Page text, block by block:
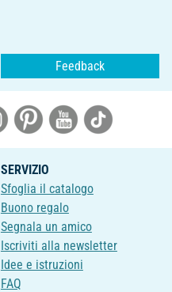
Feedback
SERVIZIO
Sfoglia il catalogo
Buono regalo
Segnala un amico
Iscriviti alla newsletter
Idee e istruzioni
FAQ